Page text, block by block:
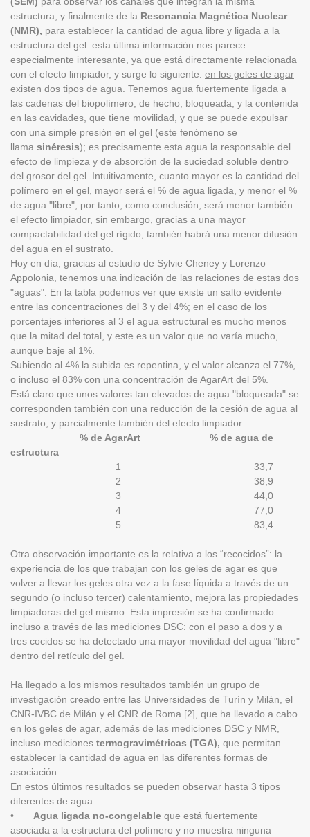
estructura, y finalmente de la Resonancia Magnética Nuclear
(NMR), para establecer la cantidad de agua libre y ligada a la
estructura del gel: esta última información nos parece
especialmente interesante, ya que está directamente relacionada
con el efecto limpiador, y surge lo siguiente: en los geles de agar
existen dos tipos de agua. Tenemos agua fuertemente ligada a
las cadenas del biopolímero, de hecho, bloqueada, y la contenida
en las cavidades, que tiene movilidad, y que se puede expulsar
con una simple presión en el gel (este fenómeno se
llama sinéresis); es precisamente esta agua la responsable del
efecto de limpieza y de absorción de la suciedad soluble dentro
del grosor del gel. Intuitivamente, cuanto mayor es la cantidad del
polímero en el gel, mayor será el % de agua ligada, y menor el %
de agua "libre"; por tanto, como conclusión, será menor también
el efecto limpiador, sin embargo, gracias a una mayor
compactabilidad del gel rígido, también habrá una menor difusión
del agua en el sustrato.
Hoy en día, gracias al estudio de Sylvie Cheney y Lorenzo
Appolonia, tenemos una indicación de las relaciones de estas dos
"aguas". En la tabla podemos ver que existe un salto evidente
entre las concentraciones del 3 y del 4%; en el caso de los
porcentajes inferiores al 3 el agua estructural es mucho menos
que la mitad del total, y este es un valor que no varía mucho,
aunque baje al 1%.
Subiendo al 4% la subida es repentina, y el valor alcanza el 77%,
o incluso el 83% con una concentración de AgarArt del 5%.
Está claro que unos valores tan elevados de agua "bloqueada" se
corresponden también con una reducción de la cesión de agua al
sustrato, y parcialmente también del efecto limpiador.
% de AgarArt % de agua de
estructura
1 33,7
2 38,9
3 44,0
4 77,0
5 83,4
Otra observación importante es la relativa a los “recocidos”: la
experiencia de los que trabajan con los geles de agar es que
volver a llevar los geles otra vez a la fase líquida a través de un
segundo (o incluso tercer) calentamiento, mejora las propiedades
limpiadoras del gel mismo. Esta impresión se ha confirmado
incluso a través de las mediciones DSC: con el paso a dos y a
tres cocidos se ha detectado una mayor movilidad del agua "libre"
dentro del retículo del gel.
Ha llegado a los mismos resultados también un grupo de
investigación creado entre las Universidades de Turín y Milán, el
CNR-IVBC de Milán y el CNR de Roma [2], que ha llevado a cabo
en los geles de agar, además de las mediciones DSC y NMR,
incluso mediciones termogravimétricas (TGA), que permitan
establecer la cantidad de agua en las diferentes formas de
asociación.
En estos últimos resultados se pueden observar hasta 3 tipos
diferentes de agua:
• Agua ligada no-congelable que está fuertemente
asociada a la estructura del polímero y no muestra ninguna